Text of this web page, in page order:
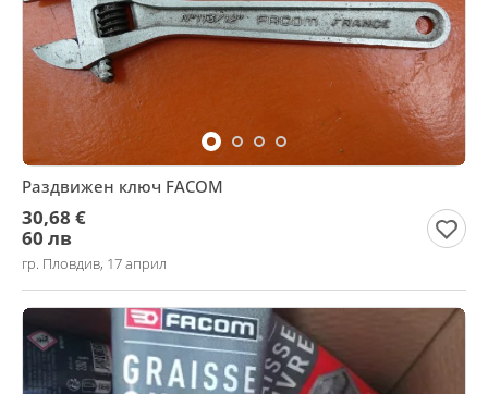
Раздвижен ключ FACOM
30,68 €
60 лв
гр. Пловдив, 17 април